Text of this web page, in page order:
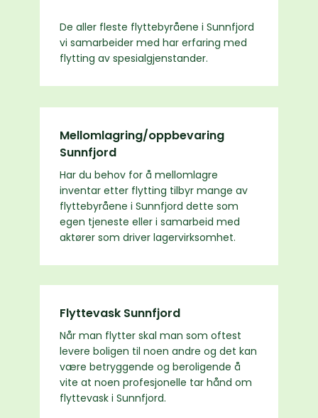
De aller fleste flyttebyråene i Sunnfjord
vi samarbeider med har erfaring med
flytting av spesialgjenstander.
Mellomlagring/oppbevaring
Sunnfjord
Har du behov for å mellomlagre
inventar etter flytting tilbyr mange av
flyttebyråene i Sunnfjord dette som
egen tjeneste eller i samarbeid med
aktører som driver lagervirksomhet.
Flyttevask Sunnfjord
Når man flytter skal man som oftest
levere boligen til noen andre og det kan
være betryggende og beroligende å
vite at noen profesjonelle tar hånd om
flyttevask i Sunnfjord.